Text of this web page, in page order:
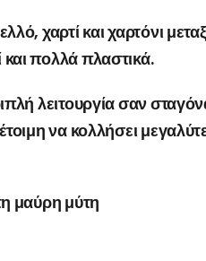
χαρτί και χαρτόνι
πολλά πλαστικά.
λειτουργία σαν
να κολλήσει
μαύρη μύτη